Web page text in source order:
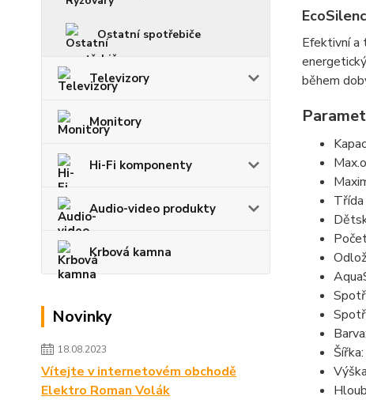
Ostatní spotřebiče
Televizory
Monitory
Hi-Fi komponenty
Audio-video produkty
Krbová kamna
Novinky
18.08.2023
Vítejte v internetovém obchodě
Elektro Roman Volák
Efektivní a
během
Třída